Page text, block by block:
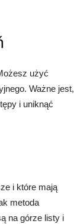
użyć
Ważne jest,
i uniknąć
i które mają
metoda
na górze listy i